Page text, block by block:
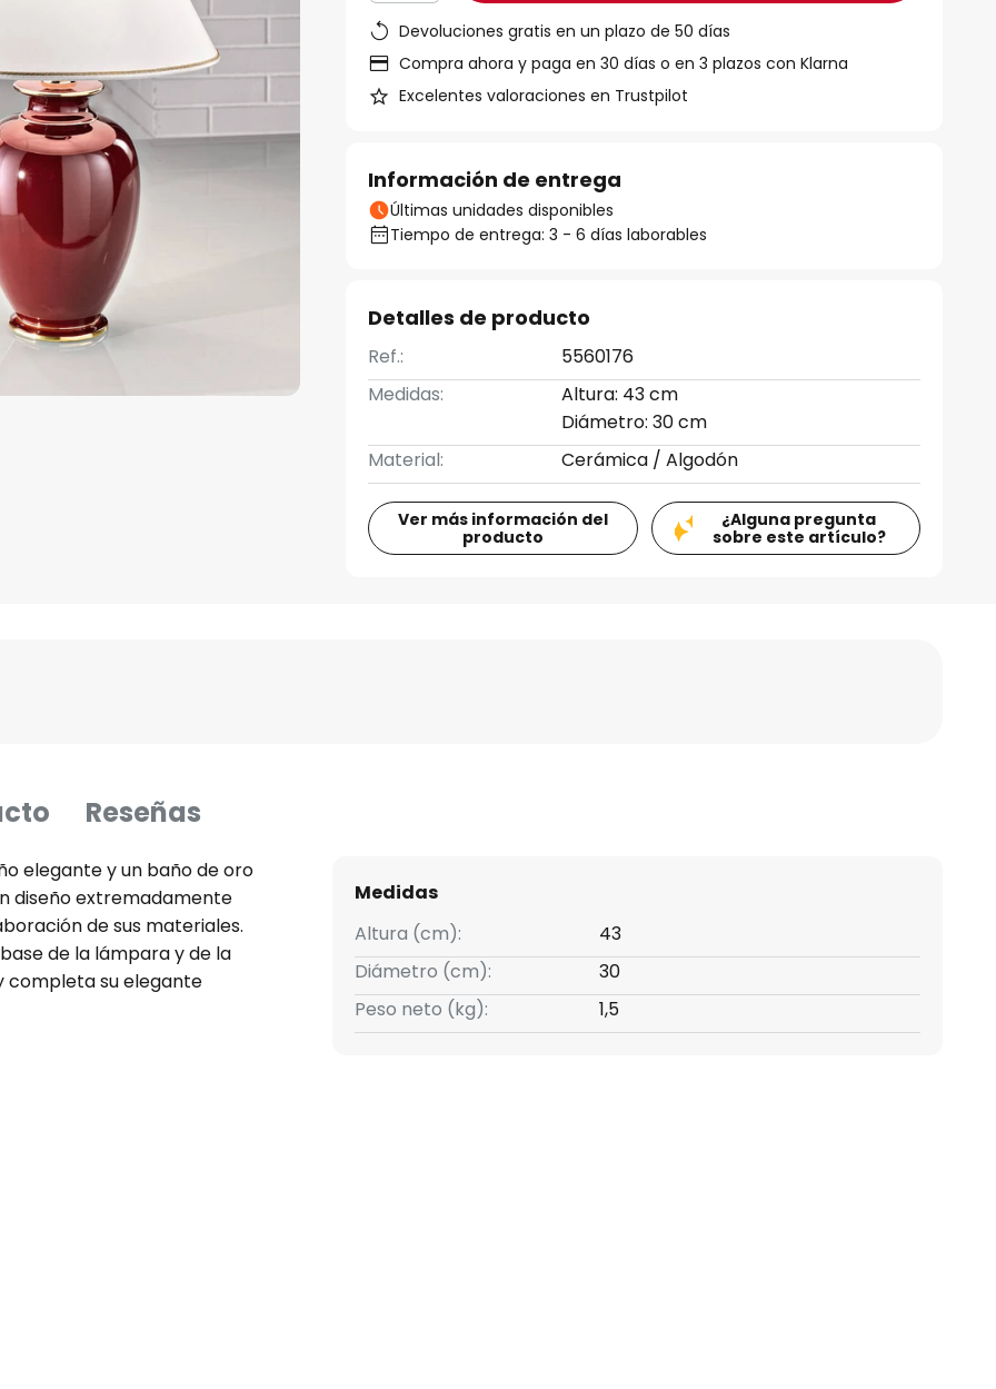
Devoluciones gratis en un plazo de 50 días
Compra ahora y paga en 30 días o en 3 plazos con Klarna
Excelentes valoraciones en Trustpilot
Información de entrega
Últimas unidades disponibles
Tiempo de entrega: 3 - 6 días laborables
Detalles de producto
Ref.:
5560176
Medidas:
Altura: 43 cm
Diámetro: 30 cm
Material:
Cerámica / Algodón
Ver más información del
producto
¿Alguna pregunta
sobre este artículo?
Reseñas
elegante y un baño de oro
diseño extremadamente
de sus materiales.
de la lámpara y de la
completa su elegante
Medidas
Altura (cm):
43
Diámetro (cm):
30
Peso neto (kg):
1,5